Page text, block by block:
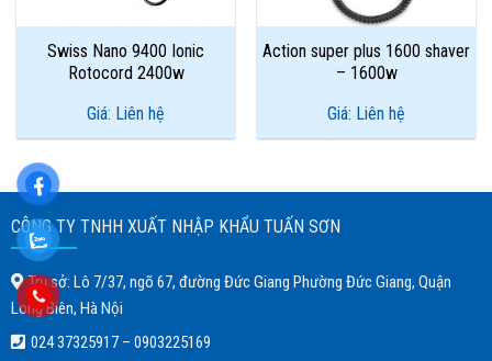
Swiss Nano 9400 Ionic
Rotocord 2400w
Giá: Liên hệ
Action super plus 1600 shaver
– 1600w
Giá: Liên hệ
CÔNG TY TNHH XUẤT NHẬP KHẨU TUẤN SƠN
Trụ sở: Lô 7/37, ngõ 67, đường Đức Giang Phường Đức Giang, Quận
Long Biên, Hà Nội
024 37325917– 0903225169